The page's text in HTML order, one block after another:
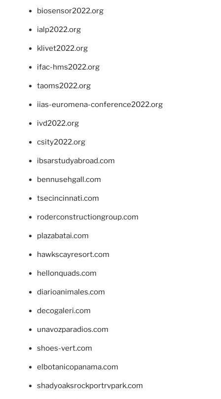
biosensor2022.org
ialp2022.org
klivet2022.org
ifac-hms2022.org
taoms2022.org
iias-euromena-conference2022.org
ivd2022.org
csity2022.org
ibsarstudyabroad.com
bennusehgall.com
tsecincinnati.com
roderconstructiongroup.com
plazabatai.com
hawkscayresort.com
hellonquads.com
diarioanimales.com
decogaleri.com
unavozparadios.com
shoes-vert.com
elbotanicopanama.com
shadyoaksrockportrvpark.com